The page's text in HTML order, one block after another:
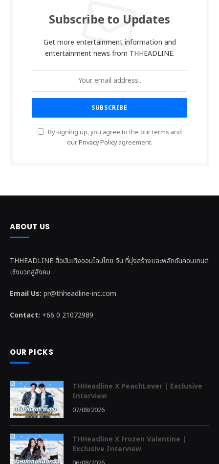
Subscribe to Updates
Get more entertainment information and
entertainment news from THHEADLINE.
By signing up, you agree to the our terms and
ourPrivacy Policyagreement.
ABOUT US
THHEADLINE สื่อบันเทิงออนไลน์ไทย-จีน ที่มุ่งสร้างและพลักดันคอนเทนต์
เชิงบวกสู่สังคม
Email Us: pr@thheadline-inc.com
Contact: +66 0 21072989
OUR PICKS
THHeadline X PeachLover | Exclusive
Interview
07/08/2026
THHeadline X Frozen Valentine |
Exclusive Interview